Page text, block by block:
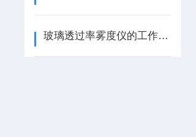
玻璃透过率雾度仪的工作原理与使用要点